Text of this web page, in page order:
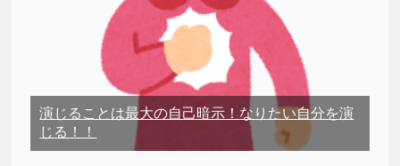
演じることは最大の自己暗示！なりたい自分を演
じる！！